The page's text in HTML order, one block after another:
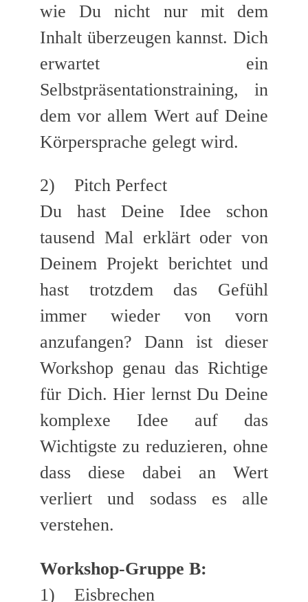
wie Du nicht nur mit dem
Inhalt überzeugen kannst. Dich
erwartet ein
Selbstpräsentationstraining, in
dem vor allem Wert auf Deine
Körpersprache gelegt wird.
2) Pitch Perfect
Du hast Deine Idee schon
tausend Mal erklärt oder von
Deinem Projekt berichtet und
hast trotzdem das Gefühl
immer wieder von vorn
anzufangen? Dann ist dieser
Workshop genau das Richtige
für Dich. Hier lernst Du Deine
komplexe Idee auf das
Wichtigste zu reduzieren, ohne
dass diese dabei an Wert
verliert und sodass es alle
verstehen.
Workshop-Gruppe B:
1) Eisbrechen